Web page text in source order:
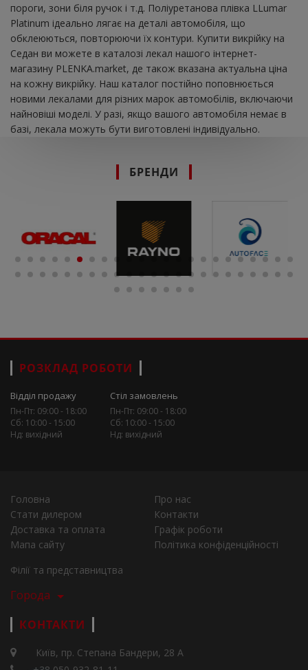
пороги, зони біля ручок і т.д. Поліуретанова плівка LLumar
Platinum ідеально лягає на деталі автомобіля, що
обклеюються, повторюючи їх контури. Купити викрійку на
Седан ви можете в каталозі лекал нашого інтернет-
магазину PLENKA.market, де також вказана актуальна ціна
на кожну викрійку. Наш каталог постійно поповнюється
новими лекалами для різних марок автомобілів, включаючи
найновіші моделі. У разі, якщо вашого автомобіля немає в
базі, лекала можуть бути виготовлені індивідуально.
БРЕНДИ
РОЗКЛАД РОБОТИ
Відділ продажу
Пн-Пт: 09:00 - 18:00
Сб: 10:00 - 15:00
Нд: вихідний
Стіл замовлень
Пн-Пт: 09:00 - 18:00
Сб: 10:00 - 15:00
Нд: вихідний
Головна
Про нас
Стати дилером
Контакти
Доставка та оплата
Графік роботи
Мапа сайту
Політика конфіденційності
Філії та представництва
Города
КОНТАКТИ
Київ, пр. Степана Бандери, 28 А